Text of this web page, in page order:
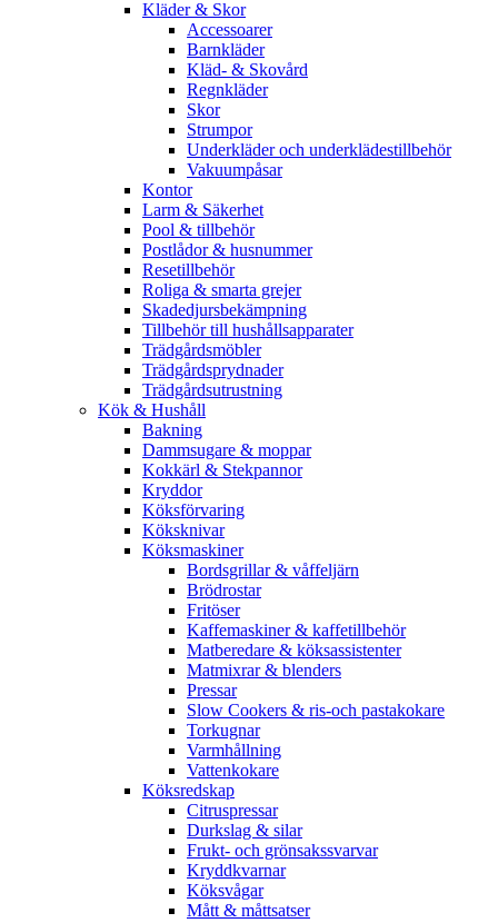
Kläder & Skor
Accessoarer
Barnkläder
Kläd- & Skovård
Regnkläder
Skor
Strumpor
Underkläder och underklädestillbehör
Vakuumpåsar
Kontor
Larm & Säkerhet
Pool & tillbehör
Postlådor & husnummer
Resetillbehör
Roliga & smarta grejer
Skadedjursbekämpning
Tillbehör till hushållsapparater
Trädgårdsmöbler
Trädgårdsprydnader
Trädgårdsutrustning
Kök & Hushåll
Bakning
Dammsugare & moppar
Kokkärl & Stekpannor
Kryddor
Köksförvaring
Köksknivar
Köksmaskiner
Bordsgrillar & våffeljärn
Brödrostar
Fritöser
Kaffemaskiner & kaffetillbehör
Matberedare & köksassistenter
Matmixrar & blenders
Pressar
Slow Cookers & ris-och pastakokare
Torkugnar
Varmhållning
Vattenkokare
Köksredskap
Citruspressar
Durkslag & silar
Frukt- och grönsakssvarvar
Kryddkvarnar
Köksvågar
Mått & måttsatser